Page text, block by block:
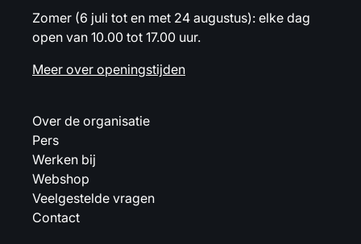
Zomer (6 juli tot en met 24 augustus): elke dag
open van 10.00 tot 17.00 uur.
Meer over openingstijden
Over de organisatie
Pers
Werken bij
Webshop
Veelgestelde vragen
Contact